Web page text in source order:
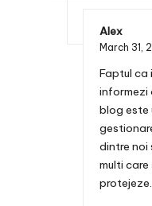
Alex
March 31,
Faptul ca
informezi
blog este
dintre noi
multi care
protejeze.